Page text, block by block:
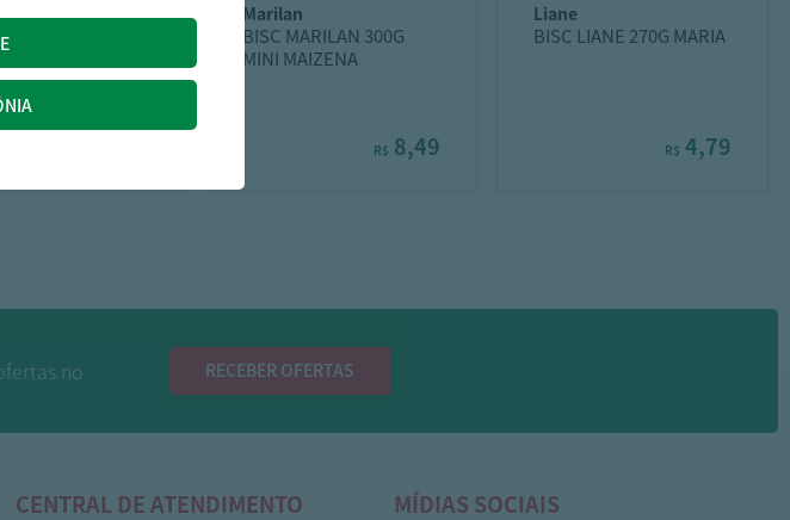
Cookie Lácta
80G
marilan
BISC MARILAN 300G
MINI MAIZENA
R$ 8,49
liane
BISC LIANE 270G MARIA
R$ 4,79
no
RECEBER OFERTAS
CENTRAL DE ATENDIMENTO MÍDIAS SOCIAIS